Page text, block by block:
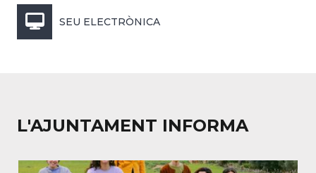
SEU ELECTRÒNICA
L'AJUNTAMENT INFORMA